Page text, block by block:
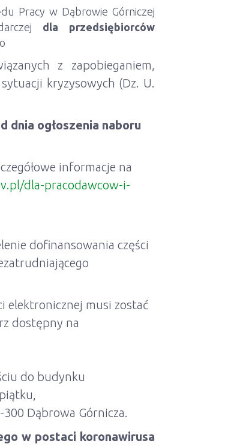
Pracy w Dąbrowie Górniczej
dla przedsiębiorców
z zapobieganiem,
kryzysowych (Dz. U.
dnia ogłoszenia naboru
informacje na
dla-pracodawcow-i-
dofinansowania części
elektronicznej musi zostać
dostępny na
do budynku
Dąbrowa Górnicza.
w postaci koronawirusa